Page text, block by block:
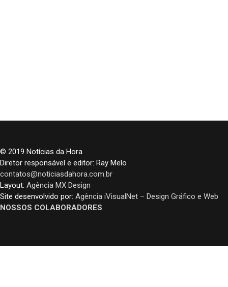
© 2019 Notícias da Hora
Diretor responsável e editor: Ray Melo
contatos@noticiasdahora.com.br
Layout: Agência MX Design
Site desenvolvido por: Agência iVisualNet – Design Gráfico e Web
NOSSOS COLABORADORES